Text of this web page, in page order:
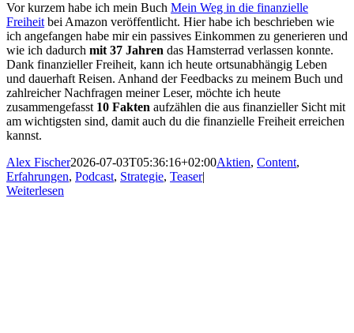
Vor kurzem habe ich mein Buch Mein Weg in die finanzielle
Freiheit bei Amazon veröffentlicht. Hier habe ich beschrieben wie
ich angefangen habe mir ein passives Einkommen zu generieren und
wie ich dadurch mit 37 Jahren das Hamsterrad verlassen konnte.
Dank finanzieller Freiheit, kann ich heute ortsunabhängig Leben
und dauerhaft Reisen. Anhand der Feedbacks zu meinem Buch und
zahlreicher Nachfragen meiner Leser, möchte ich heute
zusammengefasst 10 Fakten aufzählen die aus finanzieller Sicht mit
am wichtigsten sind, damit auch du die finanzielle Freiheit erreichen
kannst.
Alex Fischer2026-07-03T05:36:16+02:00Aktien, Content,
Erfahrungen, Podcast, Strategie, Teaser|
Weiterlesen